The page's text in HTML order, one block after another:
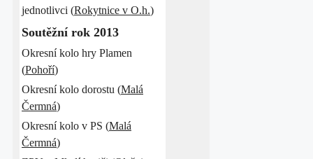
jednotlivci (Rokytnice v O.h.)
Soutěžní rok 2013
Okresní kolo hry Plamen
(Pohoří)
Okresní kolo dorostu (Malá
Čermná)
Okresní kolo v PS (Malá
Čermná)